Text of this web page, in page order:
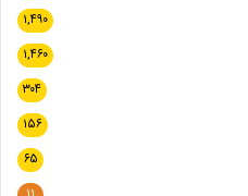
۱,۴۹۰
۱,۴۶۰
۳۰۴
۱۵۶
۶۵